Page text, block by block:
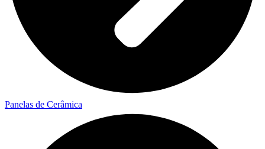
Panelas de Cerâmica